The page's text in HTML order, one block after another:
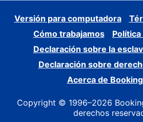
Versión para computadora
Cómo trabajamos
Declaración sobre la
Declaración sobre
Acerca de
Copyright © 1996–2026
derechos